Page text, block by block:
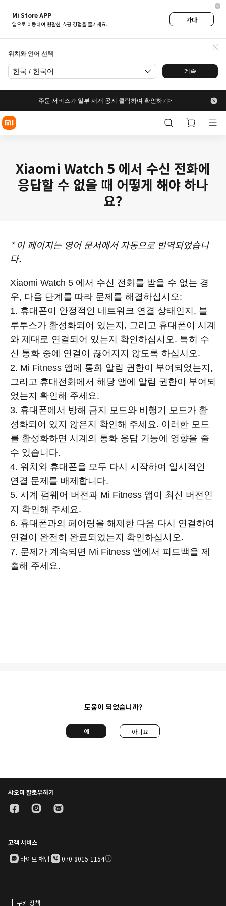
Mi Store APP
앱으로 이동하여 원활한 쇼핑 경험을 즐기세요.
가다
위치와 언어 선택
한국 / 한국어 계속
주문 서비스가 일부 재개 공지 클릭하여 확인하기>
Xiaomi Watch 5 에서 수신 전화에
응답할 수 없을 때 어떻게 해야 하나
요?
* 이 페이지는 영어 문서에서 자동으로 번역되었습니
다.
Xiaomi Watch 5 에서 수신 전화를 받을 수 없는 경
우, 다음 단계를 따라 문제를 해결하십시오:
1. 휴대폰이 안정적인 네트워크 연결 상태인지, 블
루투스가 활성화되어 있는지, 그리고 휴대폰이 시계
와 제대로 연결되어 있는지 확인하십시오. 특히 수
신 통화 중에 연결이 끊어지지 않도록 하십시오.
2. Mi Fitness 앱에 통화 알림 권한이 부여되었는지,
그리고 휴대전화에서 해당 앱에 알림 권한이 부여되
었는지 확인해 주세요.
3. 휴대폰에서 방해 금지 모드와 비행기 모드가 활
성화되어 있지 않은지 확인해 주세요. 이러한 모드
를 활성화하면 시계의 통화 응답 기능에 영향을 줄
수 있습니다.
4. 워치와 휴대폰을 모두 다시 시작하여 일시적인
연결 문제를 배제합니다.
5. 시계 펌웨어 버전과 Mi Fitness 앱이 최신 버전인
지 확인해 주세요.
6. 휴대폰과의 페어링을 해제한 다음 다시 연결하여
연결이 완전히 완료되었는지 확인하십시오.
7. 문제가 계속되면 Mi Fitness 앱에서 피드백을 제
출해 주세요.
도움이 되었습니까?
예 아니요
샤오미 팔로우하기
고객 서비스
라이브 채팅
070-8015-1154
쿠키 정책